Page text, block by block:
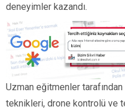
deneyimler kazandı.
Uzman eğitmenler
teknikleri, drone kontrolü ve